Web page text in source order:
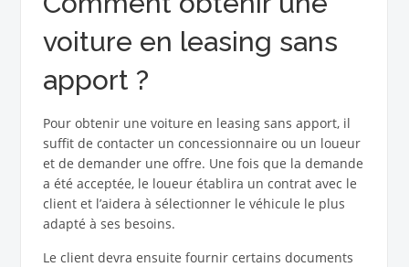
voiture en leasing sans
apport ?
Pour obtenir une voiture en leasing sans apport, il
suffit de contacter un concessionnaire ou un loueur
et de demander une offre. Une fois que la demande
a été acceptée, le loueur établira un contrat avec le
client et l’aidera à sélectionner le véhicule le plus
adapté à ses besoins.
Le client devra ensuite fournir certains documents